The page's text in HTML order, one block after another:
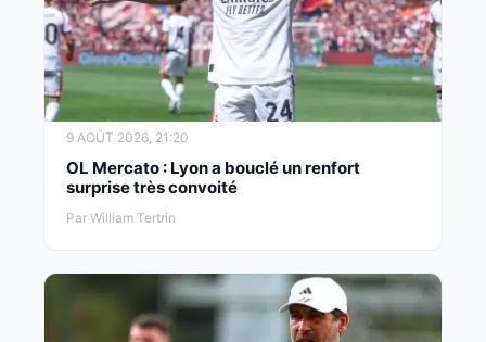
9 AOÛT 2026, 21:20
OL Mercato : Lyon a bouclé un renfort
surprise très convoité
Par William Tertrin